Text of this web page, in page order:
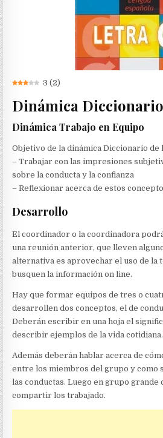
3 (2)
Dinámica
Dinámica Trabajo en Equipo
Objetivo de la dinámica Diccionario de
– Trabajar con las impresiones
sobre la conducta y la confianza
– Reflexionar acerca de estos
Desarrollo
El coordinador o la coordinadora
una reunión anterior, que lleven
alternativa es aprovechar el uso de la
busquen la información on line.
Hay que formar equipos de tres o
desarrollen dos conceptos, el de
Deberán escribir en una hoja el
describir ejemplos de la vida cotidiana.
Además deberán hablar acerca de
entre los miembros del grupo y como
las conductas. Luego en grupo grande
compartir los trabajado.